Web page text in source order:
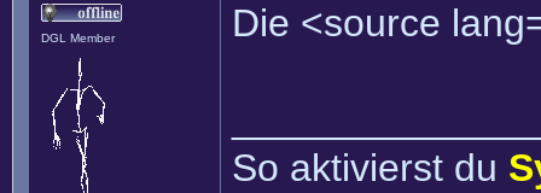
DGL Member Die <source
So aktivierst du